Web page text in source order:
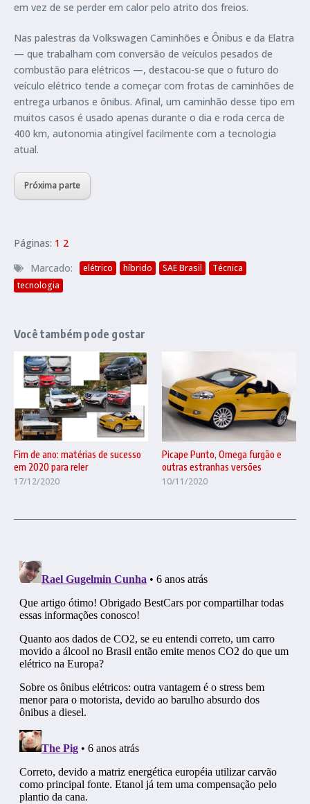
em vez de se perder em calor pelo atrito dos freios.
Nas palestras da Volkswagen Caminhões e Ônibus e da Elatra
— que trabalham com conversão de veículos pesados de
combustão para elétricos —, destacou-se que o futuro do
veículo elétrico tende a começar com frotas de caminhões de
entrega urbanos e ônibus. Afinal, um caminhão desse tipo em
muitos casos é usado apenas durante o dia e roda cerca de
400 km, autonomia atingível facilmente com a tecnologia
atual.
Próxima parte
Páginas: 1 2
Marcado:
elétrico híbrido SAE Brasil
Técnica
tecnologia
Você também pode gostar
Fim de ano: matérias de sucesso
em 2020 para reler
17/12/2020
Picape Punto, Omega furgão e
outras estranhas versões
10/11/2020